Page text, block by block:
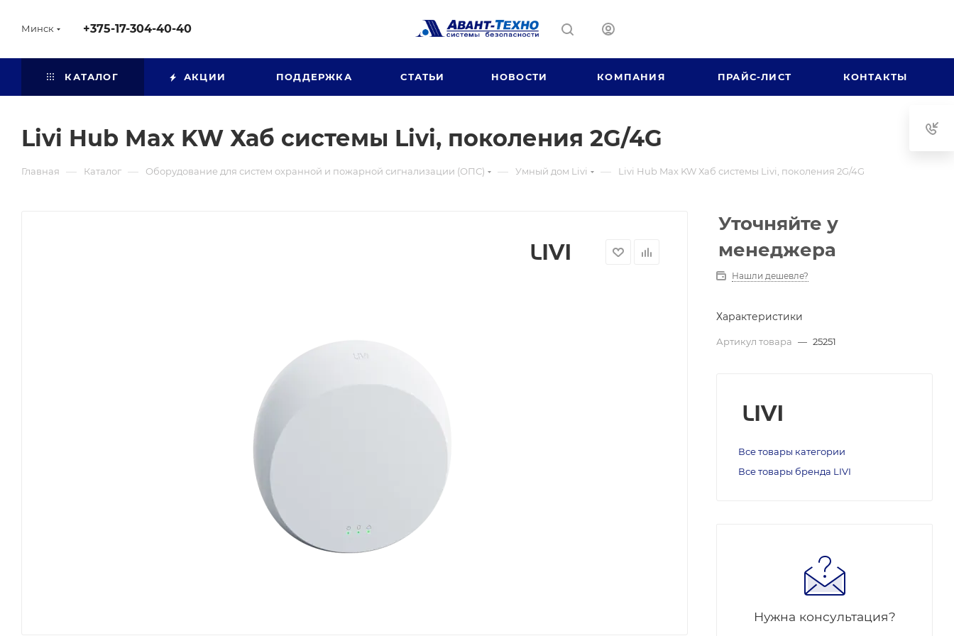
Минск +375-17-304-40-40
КАТАЛОГ АКЦИИ ПОДДЕРЖКА СТАТЬИ НОВОСТИ КОМПАНИЯ ПРАЙС-ЛИСТ КОНТАКТЫ
Livi Hub Max KW Хаб системы Livi, поколения 2G/4G
Главная — Каталог — Оборудование для систем охранной и пожарной сигнализации (ОПС) — Умный дом Livi — Livi Hub Max KW Хаб системы Livi, поколения 2G/4G
Уточняйте у
менеджера
Нашли дешевле?
Характеристики
Артикул товара — 25251
Все товары категории
Все товары бренда LIVI
Нужна консультация?